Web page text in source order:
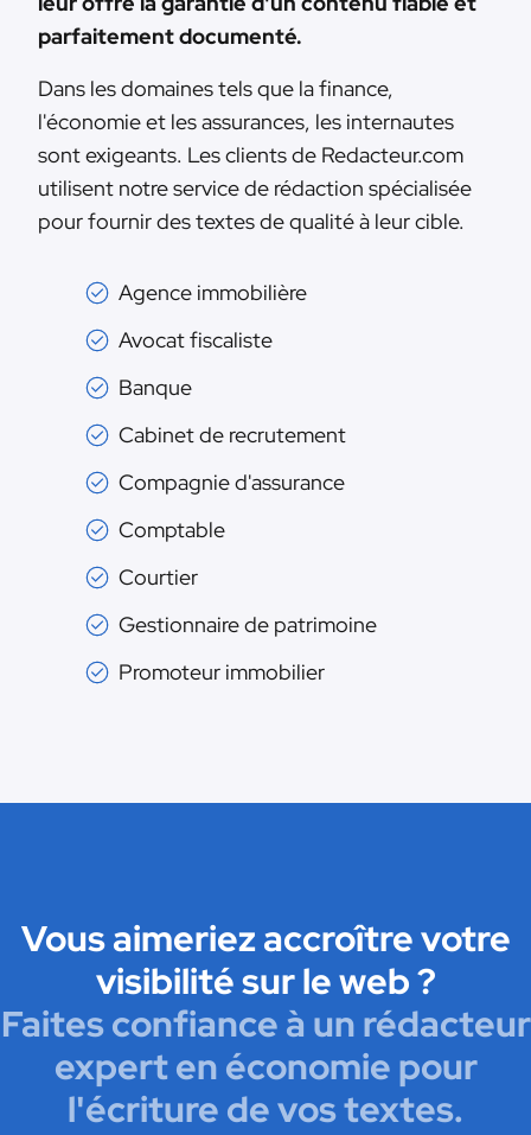
parfaitement documenté.
Dans les domaines tels que la finance,
l'économie et les assurances, les internautes
sont exigeants. Les clients de Redacteur.com
utilisent notre service de rédaction spécialisée
pour fournir des textes de qualité à leur cible.
Agence immobilière
Avocat fiscaliste
Banque
Cabinet de recrutement
Compagnie d'assurance
Comptable
Courtier
Gestionnaire de patrimoine
Promoteur immobilier
Vous aimeriez accroître votre
visibilité sur le web ?
Faites confiance à un rédacteur
expert en économie pour
l'écriture de vos textes.